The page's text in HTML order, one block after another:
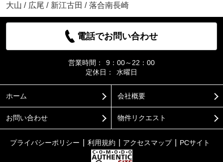
大山 / 広尾 / 新江古田 / 落合南長崎
電話でお問い合わせ
営業時間：
9：00～22：00
定休日：
水曜日
ホーム 会社概要
お問い合わせ 物件リクエスト
プライバシーポリシー 利用規約 アクセスマップ PCサイト